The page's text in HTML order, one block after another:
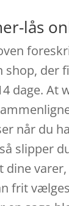
lås
der
dage. At
når du
slipper
frit